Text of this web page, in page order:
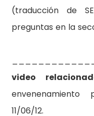
(traducción de
preguntas en la
video
envenenamiento
11/06/12.